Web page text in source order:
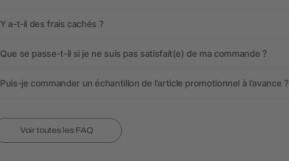
Y a-t-il des frais cachés ?
Que se passe-t-il si je ne suis pas satisfait(e) de ma commande ?
Puis-je commander un échantillon de l’article promotionnel à l’avance ?
Voir toutes les FAQ